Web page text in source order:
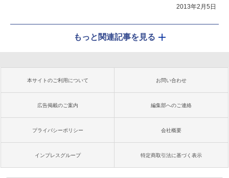
2013年2月5日
もっと関連記事を見る
本サイトのご利用について お問い合わせ
広告掲載のご案内 編集部へのご連絡
プライバシーポリシー 会社概要
インプレスグループ 特定商取引法に基づく表示